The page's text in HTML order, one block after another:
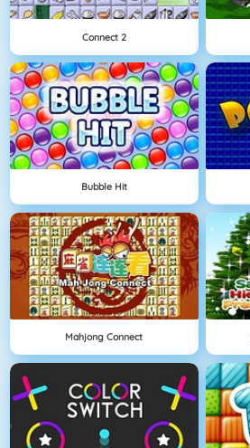
Connect 2
Bubble Hit
Mahjong Connect